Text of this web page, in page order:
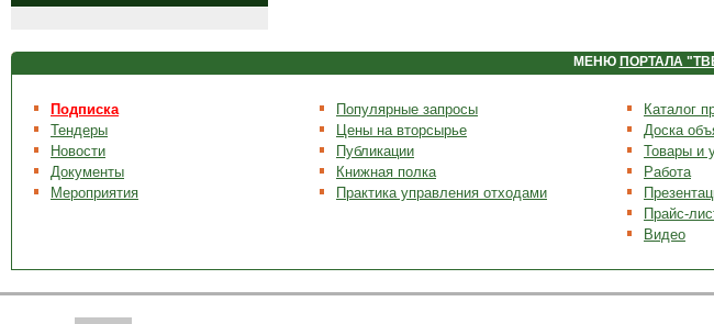
МЕНЮ ПОРТАЛА
Подписка
Тендеры
Новости
Документы
Мероприятия
Популярные запросы
Цены на вторсырье
Публикации
Книжная полка
Практика управления отходами
Каталог
Доска
Товары и
Работа
Прайс-
Видео